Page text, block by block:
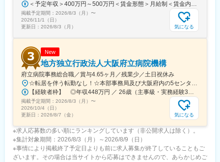
＜予定年収＞400万円～500万円＜賃金形態＞月給制＜賃金内訳＞月額（基本給）：275,000円～350,000円＜月給＞275,000円～350,000円＜昇給有無＞有＜残業手当＞有＜給与補足＞■ 多職種手当:5万円（複数の職種をマルチに対応するスタッフへの手当） ■ 多エリア手当:4万円（複数の拠点を横断してくれるスタッフへの手当） ■ 役職手当:0～52万円■ 達成手当：0～100万円（半期評価によって増減する手当）賃金はあくまでも目安の金額であり、選考を通じて上下する可能性があります。月給(月額)は固定手当を含めた表記です。
掲載予定期間： 2026/8/3（月） 〜
2026/11/1（日）
更新日： 2026/8/3（月） 気になる
New
地方独立行政法人大阪府立病院機構
府立病院事務総合職／賞与4.65ヶ月／残業少／土日祝休み
☆転居を伴う転勤なし！☆本部事務局及び大阪府内の5センターの中から配属先を決定します♪◎本部事務局／大阪国際がんセンター└大阪府大阪市中央区大手前3-1-69◎大阪急性期・総合医療センター└大阪府大阪市住吉区万代東3-1-56◎大阪はびきの医療センター└大阪府羽曳野市はびきの3-7-1◎大阪精神医療センター└大阪府枚方市宮之坂3-16-21◎大阪母子医療センター└大阪府和泉市室堂町840
【経験者枠】 ◎年収448万円 ／ 26歳（主事級・実務経験3年）
掲載予定期間： 2026/8/3（月） 〜
2026/10/4（日）
更新日： 2026/8/7（金） 気になる
※求人応募数の多い順にランキングしています（非公開求人は除く）。
※集計対象期間：2026/8/3（月）～2026/8/9（日）
※事情により掲載終了予定日よりも前に求人募集が終了していることもご
ざいます。その場合は当サイトから応募はできませんので、あらかじめご